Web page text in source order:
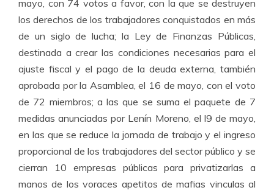
mayo, con 74 votos a favor, con la que se destruyen
los derechos de los trabajadores conquistados en más
de un siglo de lucha; la Ley de Finanzas Públicas,
destinada a crear las condiciones necesarias para el
ajuste fiscal y el pago de la deuda externa, también
aprobada por la Asamblea, el 16 de mayo, con el voto
de 72 miembros; a las que se suma el paquete de 7
medidas anunciadas por Lenín Moreno, el l9 de mayo,
en las que se reduce la jornada de trabajo y el ingreso
proporcional de los trabajadores del sector público y se
cierran 10 empresas públicas para privatizarlas a
manos de los voraces apetitos de mafias vinculas al